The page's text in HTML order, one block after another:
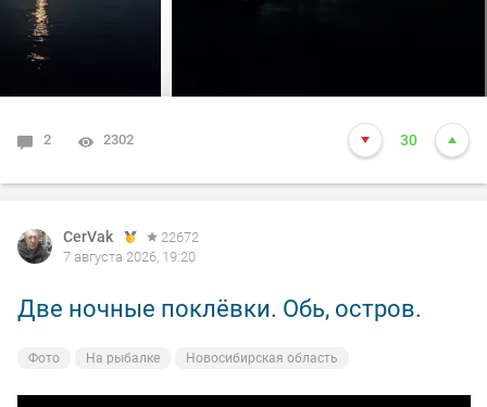
2 2302 30
CerVak
22672
7 августа 2026, 19:20
Две ночные поклёвки. Обь, остров.
Фото На рыбалке Новосибирская область